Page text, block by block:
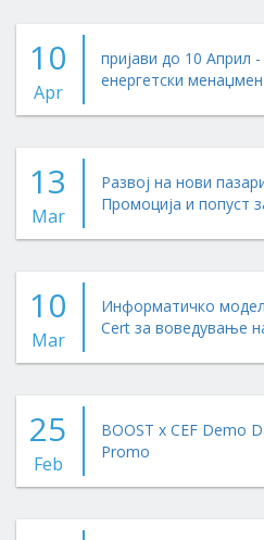
10
Apr
пријави до 10 Април
енергетски
13
Mar
Развој на нови
Промоција и попуст
10
Mar
Информатичко
Cert за воведување
25
Feb
BOOST x CEF Demo
Promo